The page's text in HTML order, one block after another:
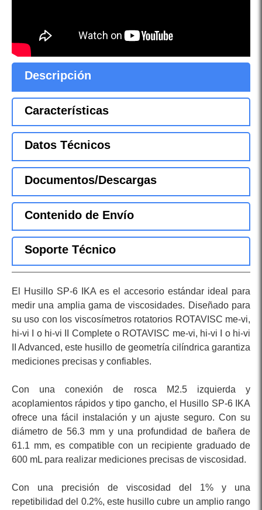
Descripción
Características
Datos Técnicos
Documentos/Descargas
Contenido de Envío
Soporte Técnico
El Husillo SP-6 IKA es el accesorio estándar ideal para
medir una amplia gama de viscosidades. Diseñado para
su uso con los viscosímetros rotatorios ROTAVISC me-vi,
hi-vi I o hi-vi II Complete o ROTAVISC me-vi, hi-vi I o hi-vi
II Advanced, este husillo de geometría cilíndrica garantiza
mediciones precisas y confiables.
Con una conexión de rosca M2.5 izquierda y
acoplamientos rápidos y tipo gancho, el Husillo SP-6 IKA
ofrece una fácil instalación y un ajuste seguro. Con su
diámetro de 56.3 mm y una profundidad de bañera de
61.1 mm, es compatible con un recipiente graduado de
600 mL para realizar mediciones precisas de viscosidad.
Con una precisión de viscosidad del 1% y una
repetibilidad del 0.2%, este husillo cubre un amplio rango